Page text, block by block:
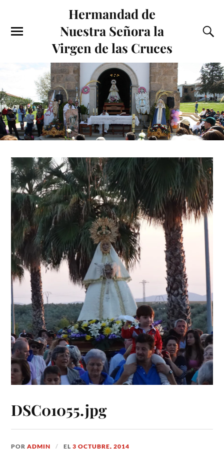
Hermandad de
Nuestra Señora la
Virgen de las Cruces
DSC01055.jpg
PORADMIN EL3 OCTUBRE, 2014